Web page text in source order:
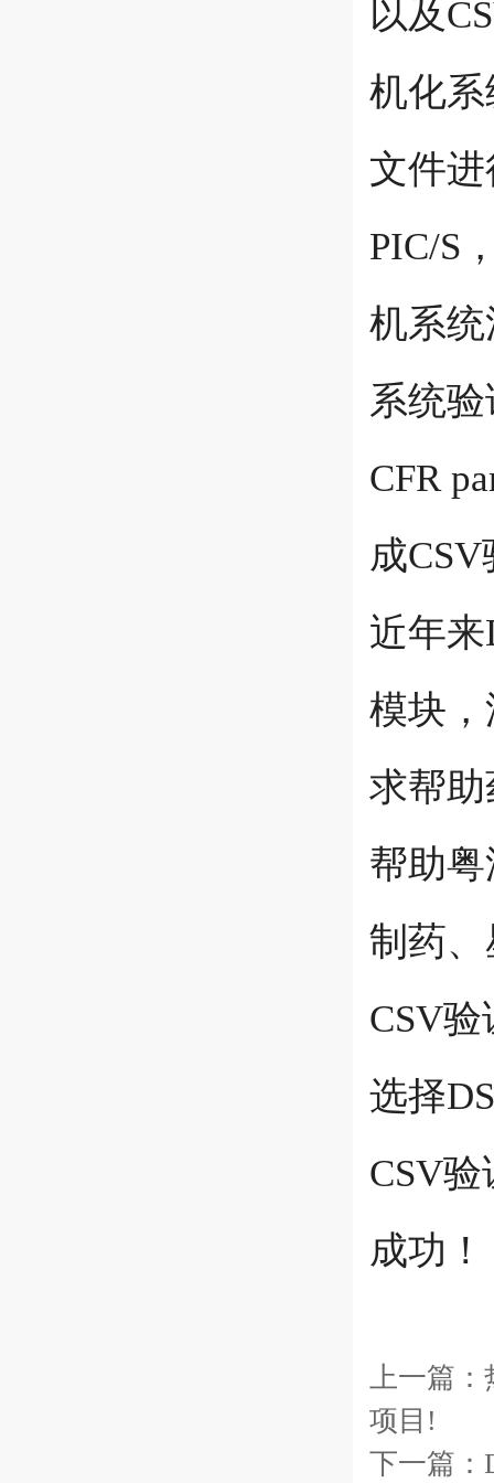
以及
机化
文件
PIC/S
机系
系统
CFR
成
近年
模块
求帮
帮助
制药
CSV
选择
CSV
成功！
上一篇：
项目!
下一篇：